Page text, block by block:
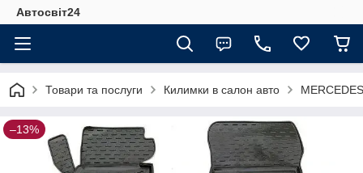
Автосвіт24
Товари та послуги Килимки в салон авто MERCEDES
–13%